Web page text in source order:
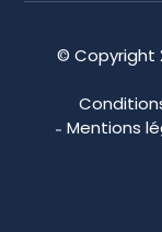
© Copyright
Mentions